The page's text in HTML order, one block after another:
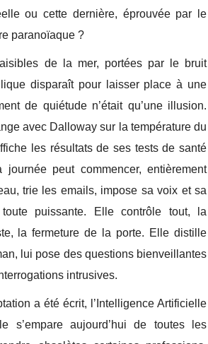
ou cette dernière, éprouvée par le
paranoïaque ?
de la mer, portées par le bruit
disparaît pour laisser place à une
de quiétude n’était qu’une illusion.
avec Dalloway sur la température du
les résultats de ses tests de santé
peut commencer, entièrement
trie les emails, impose sa voix et sa
puissante. Elle contrôle tout, la
la fermeture de la porte. Elle distille
lui pose des questions bienveillantes
intrusives.
a été écrit, l’Intelligence Artificielle
s’empare aujourd’hui de toutes les